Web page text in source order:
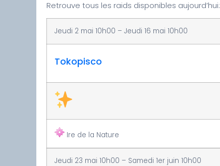
Retrouve tous les raids disponibles aujourd’hui:
Jeudi 2 mai 10h00 – Jeudi 16 mai 10h00
Tokopisco
Ire de la Nature
Jeudi 23 mai 10h00 – Samedi 1er juin 10h00